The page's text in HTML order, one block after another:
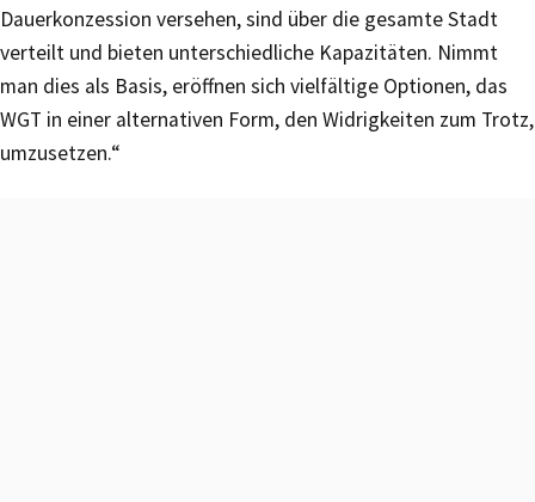
Dauerkonzession versehen, sind über die gesamte Stadt
verteilt und bieten unterschiedliche Kapazitäten. Nimmt
man dies als Basis, eröffnen sich vielfältige Optionen, das
WGT in einer alternativen Form, den Widrigkeiten zum Trotz,
umzusetzen.“